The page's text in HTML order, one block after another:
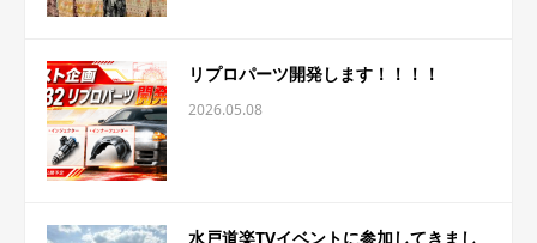
リプロパーツ開発します！！！！
2026.05.08
水戸道楽TVイベントに参加してきまし